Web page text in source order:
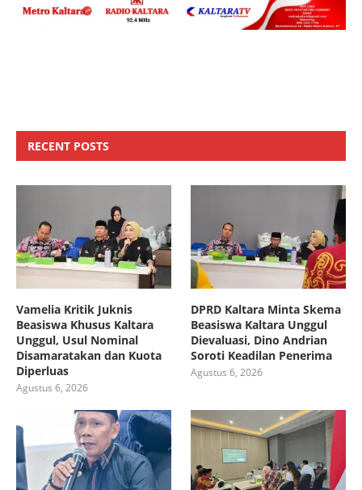
RECENT POSTS
Vamelia Kritik Juknis
Beasiswa Khusus Kaltara
Unggul, Usul Nominal
Disamaratakan dan Kuota
Diperluas
Agustus 6, 2026
DPRD Kaltara Minta Skema
Beasiswa Kaltara Unggul
Dievaluasi, Dino Andrian
Soroti Keadilan Penerima
Agustus 6, 2026